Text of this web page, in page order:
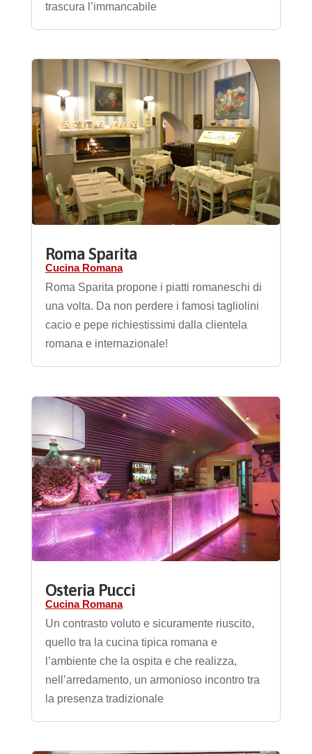
trascura l’immancabile
Roma Sparita
Cucina Romana
Roma Sparita propone i piatti romaneschi di
una volta. Da non perdere i famosi tagliolini
cacio e pepe richiestissimi dalla clientela
romana e internazionale!
Osteria Pucci
Cucina Romana
Un contrasto voluto e sicuramente riuscito,
quello tra la cucina tipica romana e
l’ambiente che la ospita e che realizza,
nell’arredamento, un armonioso incontro tra
la presenza tradizionale